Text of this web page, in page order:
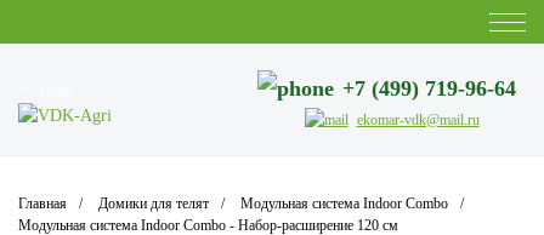
+7 (499) 719-96-64
ekomar-vdk@mail.ru
Главная Домики для телят
Модульная система Indoor Combo
Модульная система Indoor Combo - Набор-расширение 120 см